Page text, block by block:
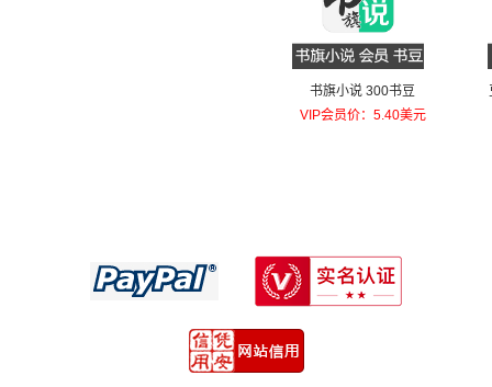
书旗小说 300书豆
VIP会员价：5.40美元